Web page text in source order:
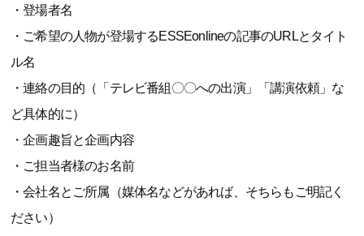
・登場者名
・ご希望の人物が登場するESSEonlineの記事のURLとタイト
ル名
・連絡の目的（「テレビ番組〇〇への出演」「講演依頼」な
ど具体的に）
・企画趣旨と企画内容
・ご担当者様のお名前
・会社名とご所属（媒体名などがあれば、そちらもご明記く
ださい）